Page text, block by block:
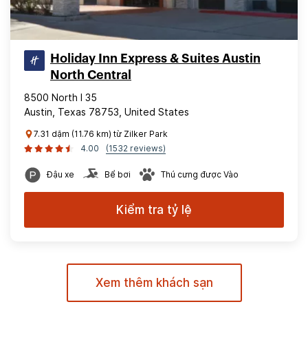
Holiday Inn Express & Suites Austin
North Central
8500 North I 35
Austin, Texas 78753, United States
7.31 dặm (11.76 km) từ Zilker Park
4.00
(1532 reviews)
Đậu xe Bể bơi Thú cưng được Vào
Kiểm tra tỷ lệ
Xem thêm khách sạn